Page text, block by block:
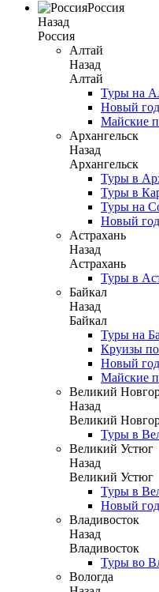
Россия
Назад
Россия
Алтай
Назад
Алтай
Туры на
Новый
Майские
Архангельск
Назад
Архангельск
Туры в
Туры в
Туры на
Новый
Астрахань
Назад
Астрахань
Туры в
Байкал
Назад
Байкал
Туры на
Круизы
Новый
Майские
Великий
Назад
Великий
Туры в
Великий Устюг
Назад
Великий Устюг
Туры в
Новый
Владивосток
Назад
Владивосток
Туры во
Вологда